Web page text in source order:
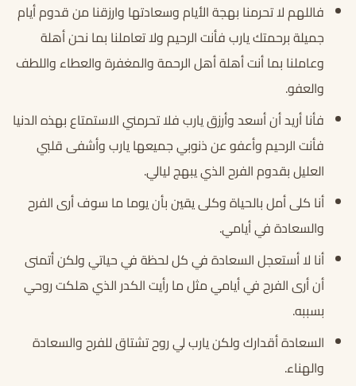
فاللهم لا تحرمنا بهجة الأيام وسعادتها وارزقنا من قدوم أيام
جميلة برحمتك يارب فأنت الرحيم ولا تعاملنا بما نحن أهلة
وعاملنا بما أنت أهلة أهل الرحمة والمغفرة والعطاء واللطف
والعفو.
فأنا أريد أن أسعد وأرزق يارب فلا تحرمني الاستمتاع بهذه الدنيا
فأنت الرحيم وأعفو عن ذنوبي جميعها يارب وأشفى قلبي
العليل بقدوم الفرح الذي يبهج ليالي.
أنا كلى أمل بالحياة وكلى يقين بأن يوما ما سوف أرى الفرح
والسعادة في أيامي.
أنا لا أستعجل السعادة في كل لحظة في حياتي ولكن أتمنى
أن أرى الفرح في أيامي مثل ما رأيت الكدر الذي هلكت روحي
بسببه.
السعادة أقدارك ولكن يارب لي روح تشتاق للفرح والسعادة
والهناء.